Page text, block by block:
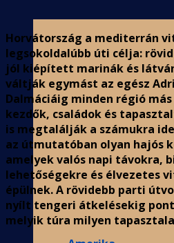
Horvátország a mediterrán
legsokoldalúbb úti célja:
jól kiépített marinák és
váltják egymást az egész
Dalmáciáig minden régió
kezdők, családok és
is megtalálják a számukra
az útmutatóban olyan hajós
amelyek valós napi távokra,
lehetőségekre és élvezetes
épülnek. A rövidebb parti
nyílt tengeri átkelésekig
melyik túra milyen